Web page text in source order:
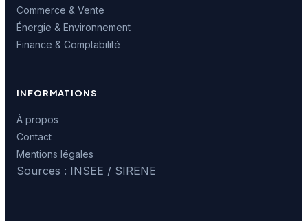
Commerce & Vente
Énergie & Environnement
Finance & Comptabilité
INFORMATIONS
À propos
Contact
Mentions légales
Sources : INSEE / SIRENE